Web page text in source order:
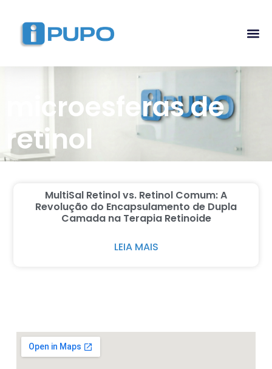
microesferas de
retinol
MultiSal Retinol vs. Retinol Comum: A
Revolução do Encapsulamento de Dupla
Camada na Terapia Retinoide
LEIA MAIS